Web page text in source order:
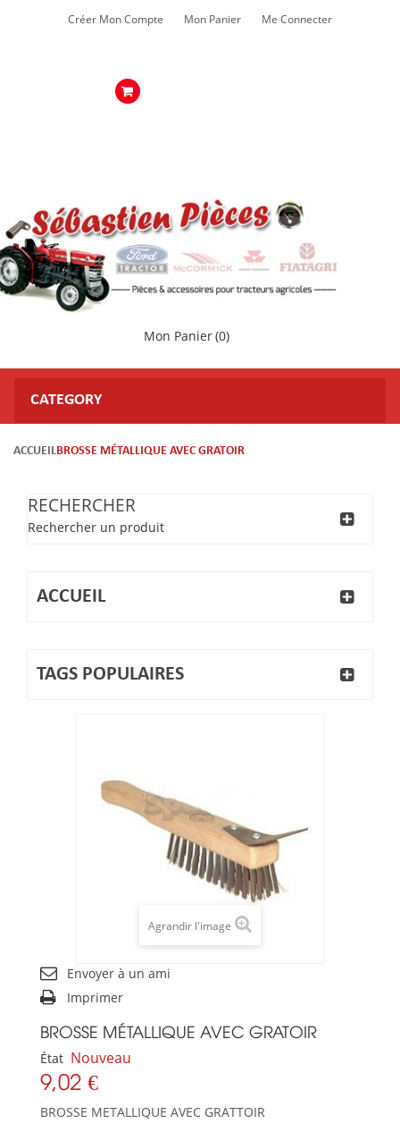
Créer Mon Compte Mon Panier Me Connecter
Mon Panier(0)
CATEGORY
ACCUEILBROSSE MÉTALLIQUE AVEC GRATOIR
RECHERCHER
Rechercher un produit
ACCUEIL
TAGS POPULAIRES
Agrandir l'image
Envoyer à un ami
Imprimer
BROSSE MÉTALLIQUE AVEC GRATOIR
État Nouveau
9,02 €
BROSSE METALLIQUE AVEC GRATTOIR